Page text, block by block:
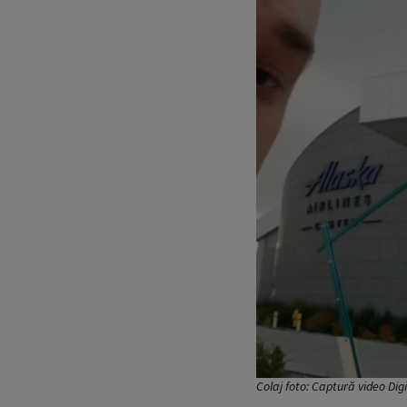
Colaj foto: Captură video